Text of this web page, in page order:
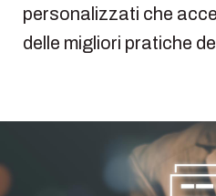
personalizzati che
delle migliori pratiche